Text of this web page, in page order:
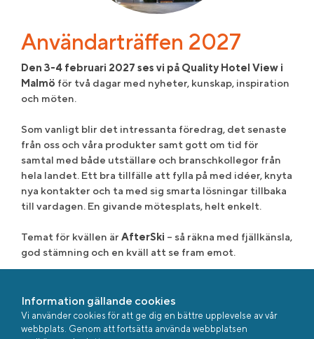
Information gällande cookies
Vi använder cookies för att ge dig en bättre upplevelse av vår
webbplats. Genom att fortsätta använda webbplatsen
Användarträffen 2027
Den 3-4 februari 2027 ses vi på Quality Hotel View i
Malmö för två dagar med nyheter, kunskap, inspiration
och möten.
Som vanligt blir det intressanta föredrag, det senaste
från oss och våra produkter samt gott om tid för
samtal med både utställare och branschkollegor från
hela landet. Ett bra tillfälle att fylla på med idéer, knyta
nya kontakter och ta med sig smarta lösningar tillbaka
till vardagen. En givande mötesplats, helt enkelt.
Temat för kvällen är AfterSki – så räkna med fjällkänsla,
god stämning och en kväll att se fram emot.
kalendern redan nu.
Vi ses i Malmö!